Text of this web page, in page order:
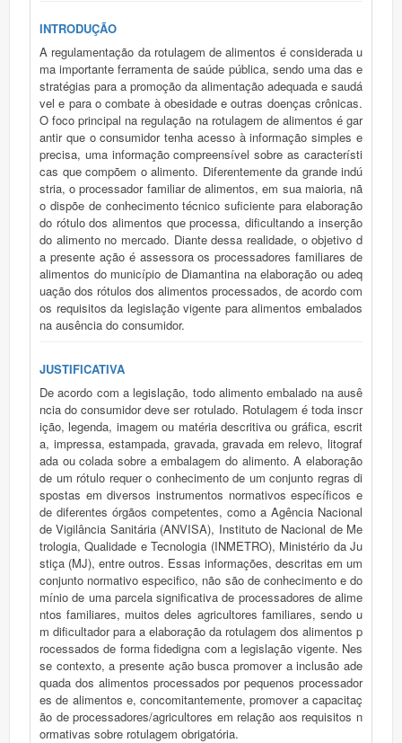
INTRODUÇÃO
A regulamentação da rotulagem de alimentos é considerada u
ma importante ferramenta de saúde pública, sendo uma das e
stratégias para a promoção da alimentação adequada e saudá
vel e para o combate à obesidade e outras doenças crônicas.
O foco principal na regulação na rotulagem de alimentos é gar
antir que o consumidor tenha acesso à informação simples e
precisa, uma informação compreensível sobre as característi
cas que compõem o alimento. Diferentemente da grande indú
stria, o processador familiar de alimentos, em sua maioria, nã
o dispõe de conhecimento técnico suficiente para elaboração
do rótulo dos alimentos que processa, dificultando a inserção
do alimento no mercado. Diante dessa realidade, o objetivo d
a presente ação é assessora os processadores familiares de
alimentos do município de Diamantina na elaboração ou adeq
uação dos rótulos dos alimentos processados, de acordo com
os requisitos da legislação vigente para alimentos embalados
na ausência do consumidor.
JUSTIFICATIVA
De acordo com a legislação, todo alimento embalado na ausê
ncia do consumidor deve ser rotulado. Rotulagem é toda inscr
ição, legenda, imagem ou matéria descritiva ou gráfica, escrit
a, impressa, estampada, gravada, gravada em relevo, litograf
ada ou colada sobre a embalagem do alimento. A elaboração
de um rótulo requer o conhecimento de um conjunto regras di
spostas em diversos instrumentos normativos específicos e
de diferentes órgãos competentes, como a Agência Nacional
de Vigilância Sanitária (ANVISA), Instituto de Nacional de Me
trologia, Qualidade e Tecnologia (INMETRO), Ministério da Ju
stiça (MJ), entre outros. Essas informações, descritas em um
conjunto normativo especifico, não são de conhecimento e do
mínio de uma parcela significativa de processadores de alime
ntos familiares, muitos deles agricultores familiares, sendo u
m dificultador para a elaboração da rotulagem dos alimentos p
rocessados de forma fidedigna com a legislação vigente. Nes
se contexto, a presente ação busca promover a inclusão ade
quada dos alimentos processados por pequenos processador
es de alimentos e, concomitantemente, promover a capacitaç
ão de processadores/agricultores em relação aos requisitos n
ormativas sobre rotulagem obrigatória.